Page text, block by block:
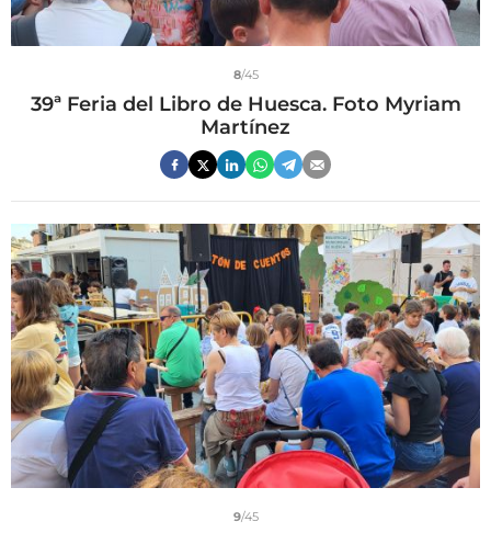
8/45
39ª Feria del Libro de Huesca. Foto Myriam
Martínez
9/45